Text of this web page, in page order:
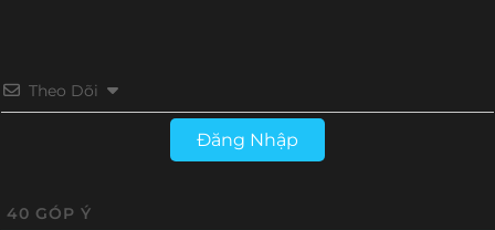
Theo Dõi
Đăng Nhập
40 GÓP Ý